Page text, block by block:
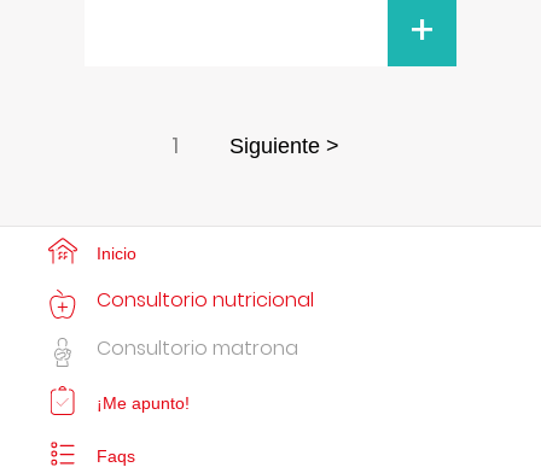
+
1 Siguiente >
Inicio
Consultorio nutricional
Consultorio matrona
¡Me apunto!
Faqs